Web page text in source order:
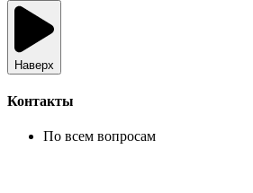
Наверх
Контакты
По всем вопросам